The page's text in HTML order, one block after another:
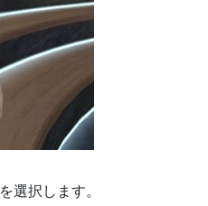
を選択します。